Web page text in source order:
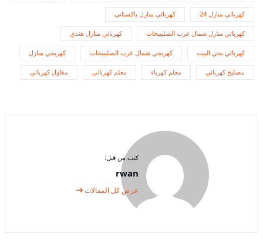
كهربائي منازل 24 كهربائي منازل باكستاني
كهربائي منازل شمال غرب الصليبيخات كهربائي منازل هندي
كهربائي يجي البيت كهربجي شمال غرب الصليبيخات كهربجي منازل
مصليح كهربائي معلم كهرباء معلم كهربائي مقاول كهربائي
كتب من قبل:
rwan
عرض كل المقالات